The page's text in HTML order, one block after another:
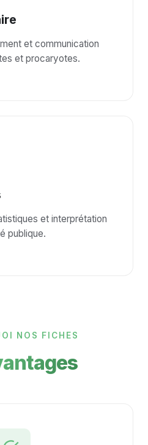
et communication
et procaryotes.
et interprétation
publique.
NOS FICHES